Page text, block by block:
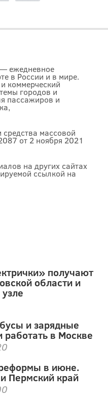
ежедневное
в России и в мире.
коммерческий
городов и
пассажиров и
средства массовой
от 2 ноября 2021
на других сайтах
ссылкой на
получают
области и
и зарядные
работать в Москве
в июне.
Пермский край